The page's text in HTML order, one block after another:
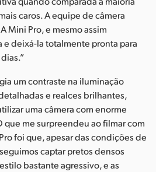
caros. A equipe de câmera
Mini Pro, e mesmo assim
e deixá-la totalmente pronta para
um contraste na iluminação
e realces brilhantes,
uma câmera com enorme
que me surpreendeu ao filmar com
foi que, apesar das condições de
captar pretos densos
bastante agressivo, e as